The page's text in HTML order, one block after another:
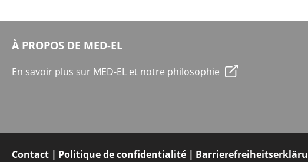
À PROPOS DE MED-EL
En savoir plus sur MED-EL et notre philosophie
Contact Politique de confidentialité